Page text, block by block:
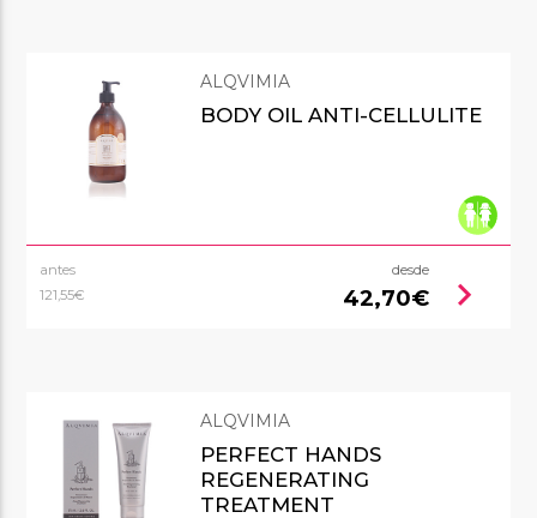
ALQVIMIA
BODY OIL ANTI-CELLULITE
antes
121,55€
desde
42,70€ chevron_right
ALQVIMIA
PERFECT HANDS
REGENERATING
TREATMENT